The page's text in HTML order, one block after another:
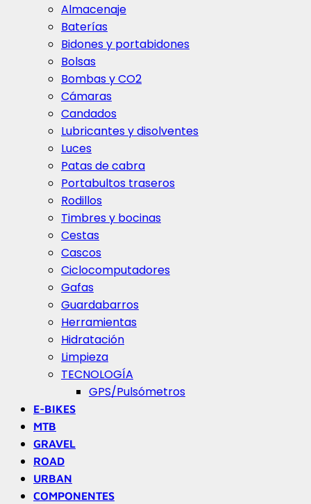
Almacenaje
Baterías
Bidones y portabidones
Bolsas
Bombas y CO2
Cámaras
Candados
Lubricantes y disolventes
Luces
Patas de cabra
Portabultos traseros
Rodillos
Timbres y bocinas
Cestas
Cascos
Ciclocomputadores
Gafas
Guardabarros
Herramientas
Hidratación
Limpieza
TECNOLOGÍA
GPS/Pulsómetros
E-BIKES
MTB
GRAVEL
ROAD
URBAN
COMPONENTES